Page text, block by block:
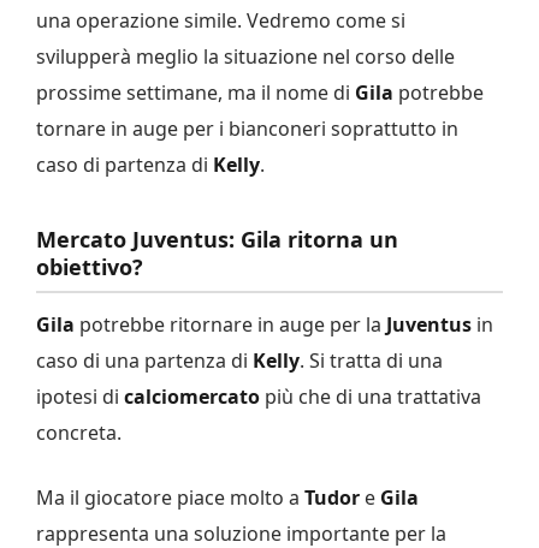
una operazione simile. Vedremo come si
svilupperà meglio la situazione nel corso delle
prossime settimane, ma il nome di Gila potrebbe
tornare in auge per i bianconeri soprattutto in
caso di partenza di Kelly.
Mercato Juventus: Gila ritorna un
obiettivo?
Gila potrebbe ritornare in auge per la Juventus in
caso di una partenza di Kelly. Si tratta di una
ipotesi di calciomercato più che di una trattativa
concreta.
Ma il giocatore piace molto a Tudor e Gila
rappresenta una soluzione importante per la